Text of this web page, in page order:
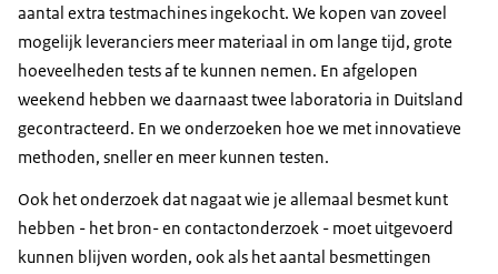
aantal extra testmachines ingekocht. We kopen van zoveel
mogelijk leveranciers meer materiaal in om lange tijd, grote
hoeveelheden tests af te kunnen nemen. En afgelopen
weekend hebben we daarnaast twee laboratoria in Duitsland
gecontracteerd. En we onderzoeken hoe we met innovatieve
methoden, sneller en meer kunnen testen.
Ook het onderzoek dat nagaat wie je allemaal besmet kunt
hebben - het bron- en contactonderzoek - moet uitgevoerd
kunnen blijven worden, ook als het aantal besmettingen